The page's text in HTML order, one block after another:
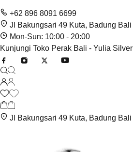
+62 896 8091 6699
Jl Bakungsari 49 Kuta, Badung Bali
Mon-Sun: 10:00 - 20:00
Kunjungi Toko Perak Bali - Yulia Silver
Jl Bakungsari 49 Kuta, Badung Bali